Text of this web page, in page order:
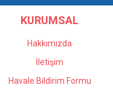
KURUMSAL
Hakkımızda
İletişim
Havale Bildirim Formu